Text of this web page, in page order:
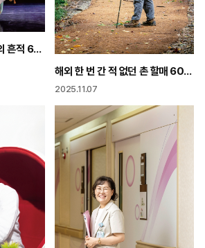
“내 춤은 수행이자 시간의 흔적 60년 전 K-컬처 상징은 전통 춤이었다”
해외 한 번 간 적 없던 촌 할매 6000㎞ 걸으면서 나를 만나다
2025.11.07